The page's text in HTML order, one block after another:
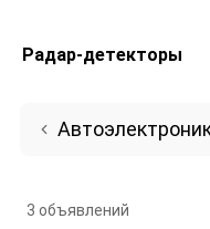
Радар-детекторы
3 объявлений